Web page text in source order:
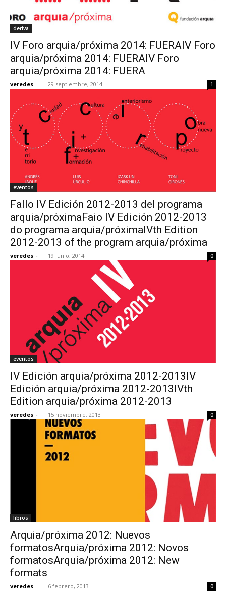
deriva
IV Foro arquia/próxima 2014: FUERAIV Foro
arquia/próxima 2014: FUERAIV Foro
arquia/próxima 2014: FUERA
veredes - 29 septiembre, 2014 1
eventos
Fallo IV Edición 2012-2013 del programa
arquia/próximaFaio IV Edición 2012-2013
do programa arquia/próximaIVth Edition
2012-2013 of the program arquia/próxima
veredes - 19 junio, 2014 0
eventos
IV Edición arquia/próxima 2012-2013IV
Edición arquia/próxima 2012-2013IVth
Edition arquia/próxima 2012-2013
veredes - 15 noviembre, 2013 0
libros
Arquia/próxima 2012: Nuevos
formatosArquia/próxima 2012: Novos
formatosArquia/próxima 2012: New
formats
veredes - 6 febrero, 2013 0